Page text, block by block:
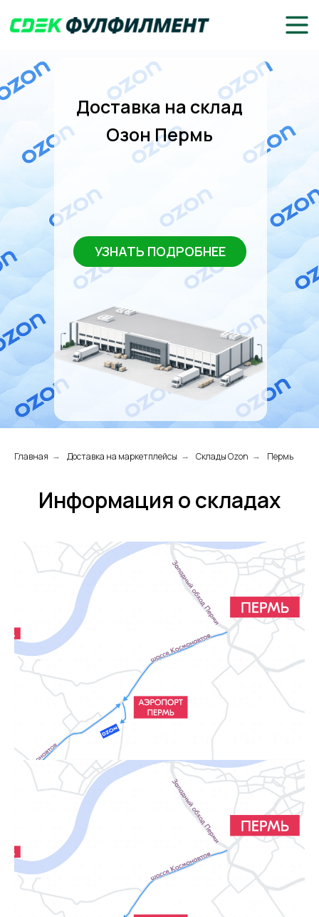
Доставка на склад
Озон Пермь
УЗНАТЬ ПОДРОБНЕЕ
Главная → Доставка на маркетплейсы → Склады Ozon → Пермь
Информация о складах